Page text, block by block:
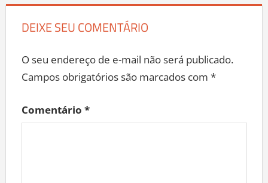
DEIXE SEU COMENTÁRIO
O seu endereço de e-mail não será publicado.
Campos obrigatórios são marcados com *
Comentário *